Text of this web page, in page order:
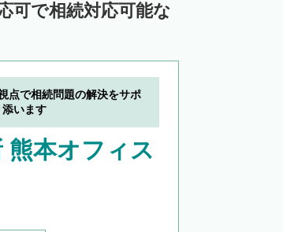
可で相続対応可能な
点で相続問題の解決をサポ
います
熊本オフィス